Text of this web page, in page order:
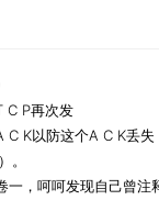
C P再次发
C K以防这个A C K丢
。
一，呵呵发现自己曾注